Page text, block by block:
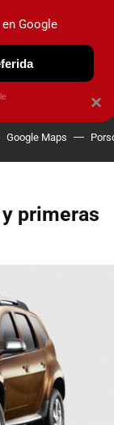
Google Maps
primeras
×
Google